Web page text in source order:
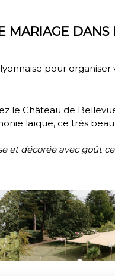
MARIAGE DANS
pour organiser
leChâteau de
laïque, ce très
et décorée avec goût